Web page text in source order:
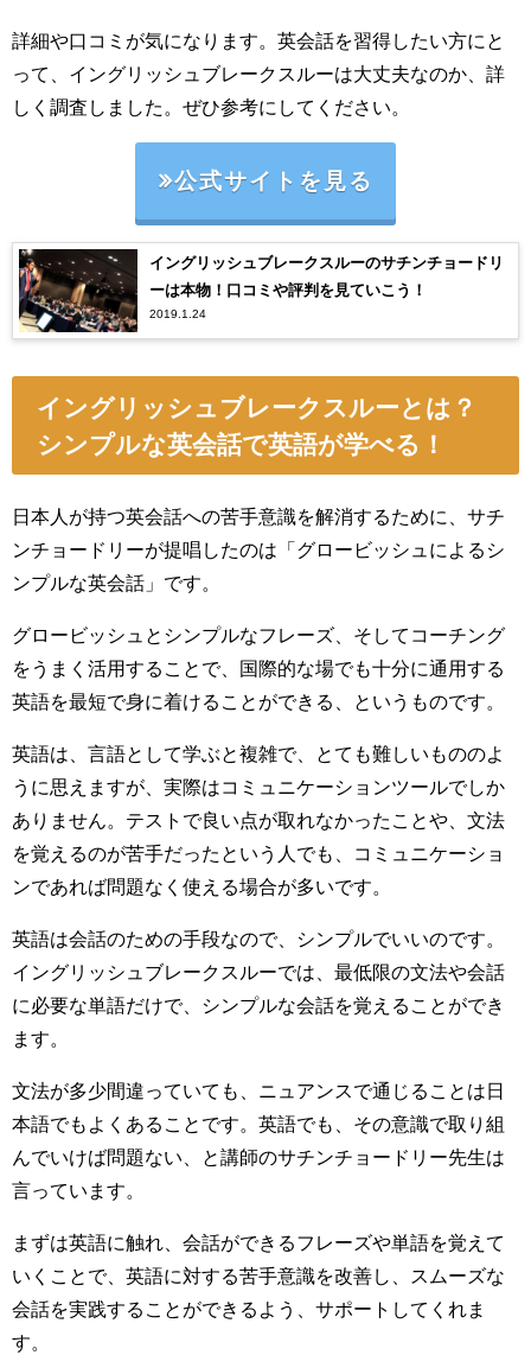
詳細や口コミが気になります。英会話を習得したい方にと
って、イングリッシュブレークスルーは大丈夫なのか、詳
しく調査しました。ぜひ参考にしてください。
公式サイトを見る
イングリッシュブレークスルーのサチンチョードリ
ーは本物！口コミや評判を見ていこう！
2019.1.24
イングリッシュブレークスルーとは？
シンプルな英会話で英語が学べる！
日本人が持つ英会話への苦手意識を解消するために、サチ
ンチョードリーが提唱したのは「グロービッシュによるシ
ンプルな英会話」です。
グロービッシュとシンプルなフレーズ、そしてコーチング
をうまく活用することで、国際的な場でも十分に通用する
英語を最短で身に着けることができる、というものです。
英語は、言語として学ぶと複雑で、とても難しいもののよ
うに思えますが、実際はコミュニケーションツールでしか
ありません。テストで良い点が取れなかったことや、文法
を覚えるのが苦手だったという人でも、コミュニケーショ
ンであれば問題なく使える場合が多いです。
英語は会話のための手段なので、シンプルでいいのです。
イングリッシュブレークスルーでは、最低限の文法や会話
に必要な単語だけで、シンプルな会話を覚えることができ
ます。
文法が多少間違っていても、ニュアンスで通じることは日
本語でもよくあることです。英語でも、その意識で取り組
んでいけば問題ない、と講師のサチンチョードリー先生は
言っています。
まずは英語に触れ、会話ができるフレーズや単語を覚えて
いくことで、英語に対する苦手意識を改善し、スムーズな
会話を実践することができるよう、サポートしてくれま
す。